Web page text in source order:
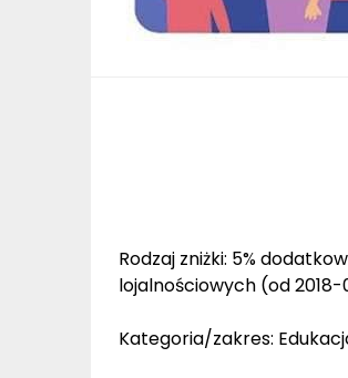
Rodzaj zniżki: 5%
lojalnościowych (od
Kategoria/zakres: